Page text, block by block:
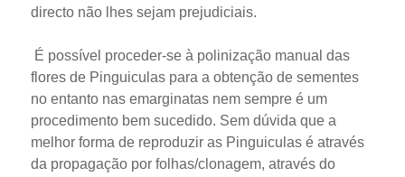
directo não lhes sejam prejudiciais.
É possível proceder-se à polinização manual das
flores de Pinguiculas para a obtenção de sementes
no entanto nas emarginatas nem sempre é um
procedimento bem sucedido. Sem dúvida que a
melhor forma de reproduzir as Pinguiculas é através
da propagação por folhas/clonagem, através do